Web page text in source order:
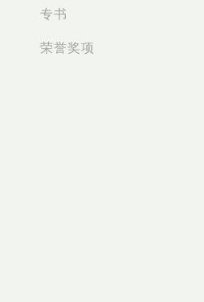
专书
荣誉奖项